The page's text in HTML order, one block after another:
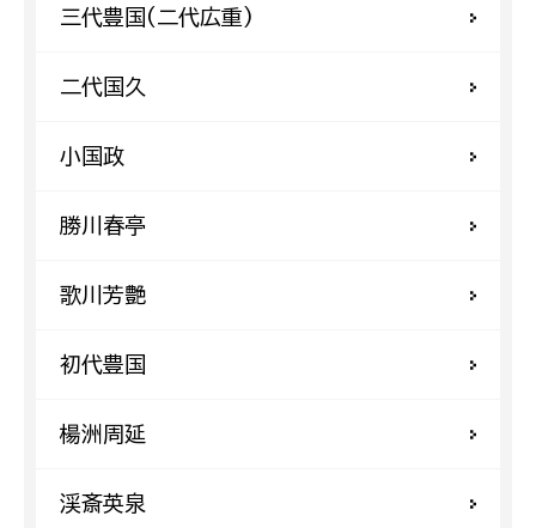
三代豊国(二代広重)
二代国久
小国政
勝川春亭
歌川芳艶
初代豊国
楊洲周延
渓斎英泉